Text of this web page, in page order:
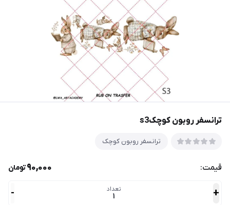
ترانسفر روبون کوچکs3
ترانسفر روبون کوچک
قیمت: 90,000تومان
+ تعداد
1
-